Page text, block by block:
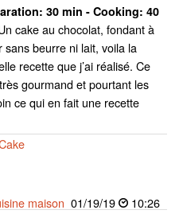
30 min - Cooking: 40
cake au chocolat, fondant à
sans beurre ni lait, voila la
recette que j’ai réalisé. Ce
gourmand et pourtant les
ce qui en fait une recette
maison 01/19/19
10:26